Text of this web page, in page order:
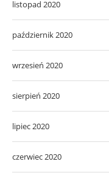
listopad 2020
październik 2020
wrzesień 2020
sierpień 2020
lipiec 2020
czerwiec 2020